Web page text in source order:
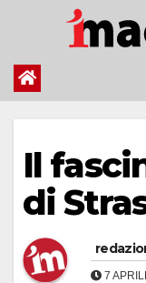
contenuto
Il
di
7